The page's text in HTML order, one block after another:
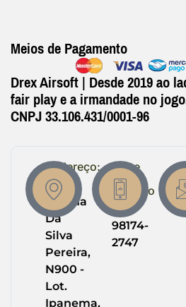
Meios de Pagamento
Drex Airsoft | Desde 2019 ao
fair play e a irmandade no
CNPJ 33.106.431/0001-96
Endereço:
R.
Helena
Da
Silva
Pereira,
N900 -
Lot.
Ipanema,
Entre
em
Contato
(64)
98174-
2747